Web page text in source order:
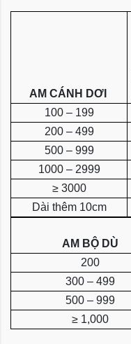
AM CÁNH DƠI
100 – 199
200 – 499
500 – 999
1000 – 2999
≥ 3000
Dài thêm 10cm
AM BỘ DÙ
200
300 – 499
500 – 999
≥ 1,000